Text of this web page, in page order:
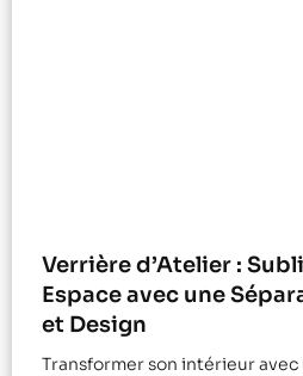
Verrière d’Atelier :
Espace avec une
et Design
Transformer son intérieur